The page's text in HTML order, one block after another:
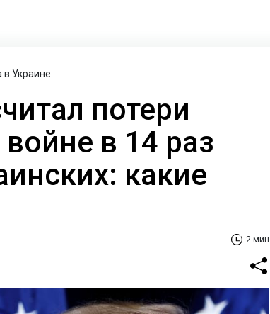
в Украине
потери
в 14 раз
какие
2 мин